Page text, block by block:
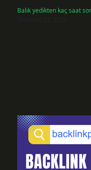
Balık yedikten kaç saat
Temmuz 21, 2026